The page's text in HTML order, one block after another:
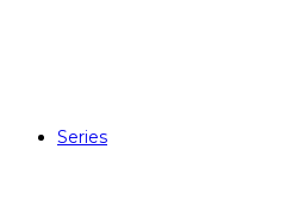
Series